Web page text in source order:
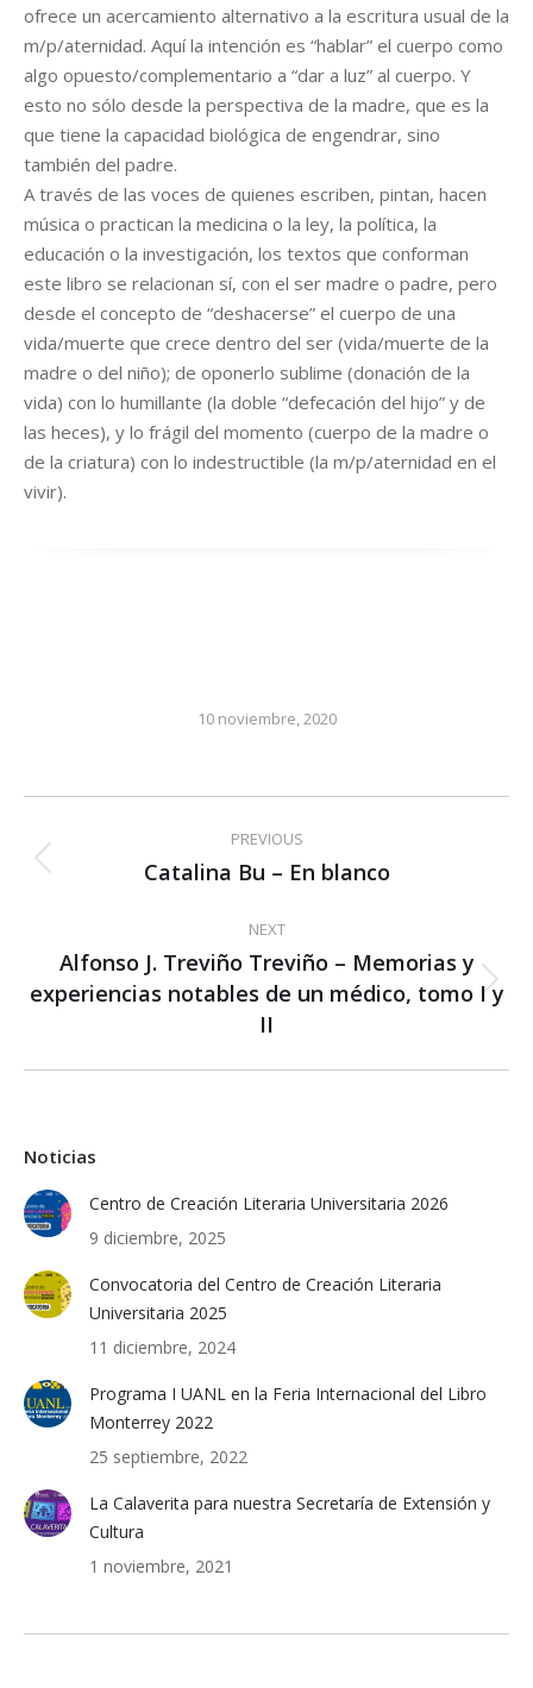
ofrece un acercamiento alternativo a la escritura usual de la
m/p/aternidad. Aquí la intención es “hablar” el cuerpo como
algo opuesto/complementario a “dar a luz” al cuerpo. Y
esto no sólo desde la perspectiva de la madre, que es la
que tiene la capacidad biológica de engendrar, sino
también del padre.
A través de las voces de quienes escriben, pintan, hacen
música o practican la medicina o la ley, la política, la
educación o la investigación, los textos que conforman
este libro se relacionan sí, con el ser madre o padre, pero
desde el concepto de “deshacerse” el cuerpo de una
vida/muerte que crece dentro del ser (vida/muerte de la
madre o del niño); de oponerlo sublime (donación de la
vida) con lo humillante (la doble “defecación del hijo” y de
las heces), y lo frágil del momento (cuerpo de la madre o
de la criatura) con lo indestructible (la m/p/aternidad en el
vivir).
10 noviembre, 2020
navigation
PREVIOUS
Previous
Catalina Bu – En blanco
NEXT
Next
post:
Alfonso J. Treviño Treviño – Memorias y
experiencias notables de un médico, tomo I y
II
Noticias
Centro de Creación Literaria Universitaria 2026
9 diciembre, 2025
Convocatoria del Centro de Creación Literaria
Universitaria 2025
11 diciembre, 2024
Programa I UANL en la Feria Internacional del Libro
Monterrey 2022
25 septiembre, 2022
La Calaverita para nuestra Secretaría de Extensión y
Cultura
1 noviembre, 2021